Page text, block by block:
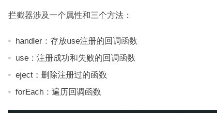
拦截器涉及一个属性和三个方法：
handler：存放use注册的回调函数
use：注册成功和失败的回调函数
eject：删除注册过的函数
forEach：遍历回调函数